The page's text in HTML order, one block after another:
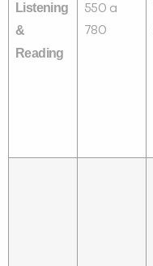
Listening
&
Reading
550 a
780